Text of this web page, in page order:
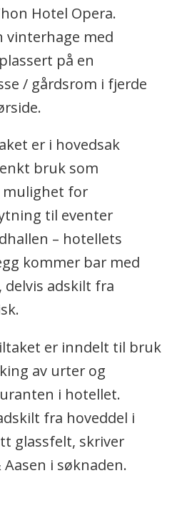
Hotel Opera.
med
på en
/ gårdsrom i fjerde
er i hovedsak
bruk som
mulighet for
til eventer
– hotellets
kommer bar med
adskilt fra
er inndelt til bruk
av urter og
i hotellet.
fra hoveddel i
glassfelt, skriver
i søknaden.